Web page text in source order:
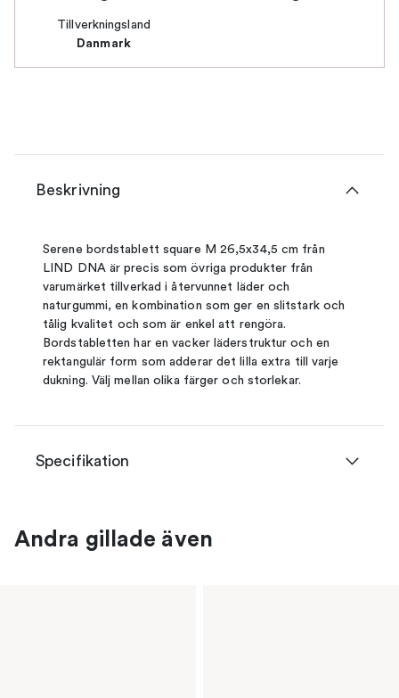
Tillverkningsland
Danmark
Beskrivning
Serene bordstablett square M 26,5x34,5 cm från
LIND DNA är precis som övriga produkter från
varumärket tillverkad i återvunnet läder och
naturgummi, en kombination som ger en slitstark och
tålig kvalitet och som är enkel att rengöra.
Bordstabletten har en vacker läderstruktur och en
rektangulär form som adderar det lilla extra till varje
dukning. Välj mellan olika färger och storlekar.
Specifikation
Andra gillade även